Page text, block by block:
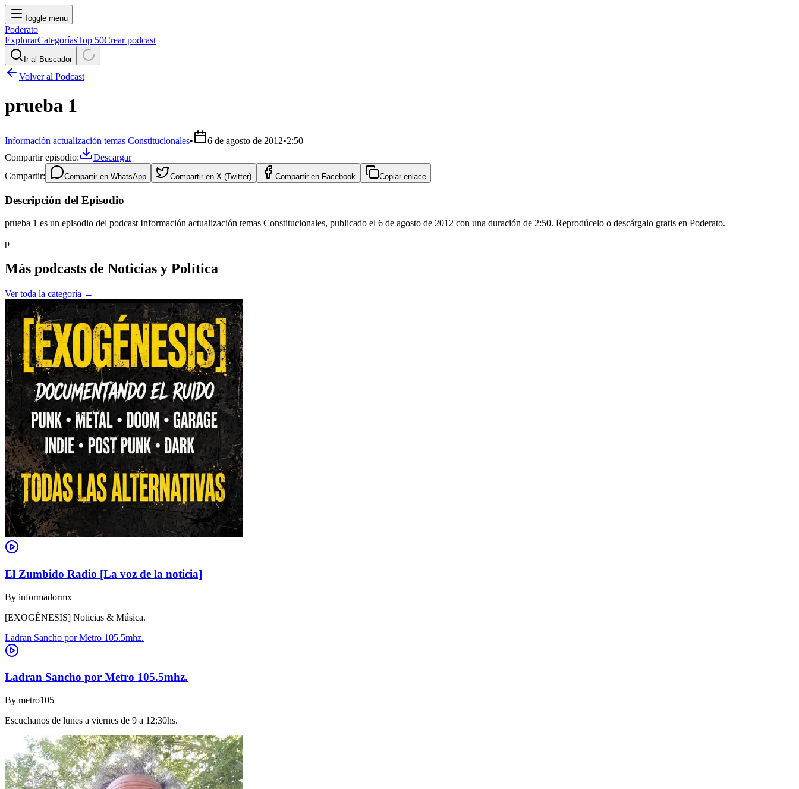
Toggle menu
Poderato
ExplorarCategoríasTop 50Crear podcast
Ir al Buscador
Volver al Podcast
prueba 1
Información actualización temas Constitucionales• 6 de agosto de 2012•2:50
Compartir episodio:
Descargar
Compartir:
Compartir en WhatsApp Compartir en X (Twitter) Compartir en Facebook Copiar enlace
Descripción del Episodio
prueba 1 es un episodio del podcast Información actualización temas Constitucionales, publicado el 6 de agosto de 2012 con una duración de 2:50. Reprodúcelo o descárgalo gratis en Poderato.
p
Más podcasts de Noticias y Política
Ver toda la categoría →
El Zumbido Radio [La voz de la noticia]
By informadormx
[EXOGÉNESIS] Noticias & Música.
Ladran Sancho por Metro 105.5mhz.
Ladran Sancho por Metro 105.5mhz.
By metro105
Escuchanos de lunes a viernes de 9 a 12:30hs.